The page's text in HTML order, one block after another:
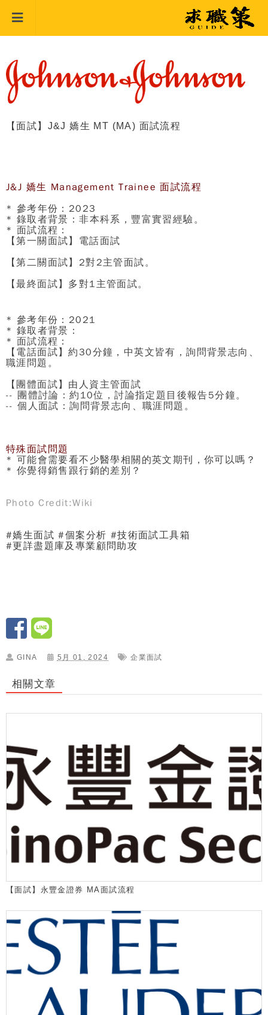
【面試】J&J 嬌生 MT (MA) 面試流程
J&J 嬌生 Management Trainee 面試流程
* 參考年份：2023
* 錄取者背景：非本科系，豐富實習經驗。
* 面試流程：
【第一關面試】電話面試
【第二關面試】2對2主管面試。
【最終面試】多對1主管面試。
* 參考年份：2021
* 錄取者背景：
* 面試流程：
【電話面試】約30分鐘，中英文皆有，詢問背景志向、
職涯問題。
【團體面試】由人資主管面試
-- 團體討論：約10位，討論指定題目後報告5分鐘。
-- 個人面試：詢問背景志向、職涯問題。
特殊面試問題
* 可能會需要看不少醫學相關的英文期刊，你可以嗎？
* 你覺得銷售跟行銷的差別？
Photo Credit:Wiki
#嬌生面試 #個案分析 #技術面試工具箱
#更詳盡題庫及專業顧問助攻
GINA 5月 01, 2024 企業面試
相關文章
【面試】永豐金證券 MA面試流程